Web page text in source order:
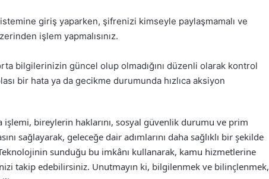
giriş yaparken, şifrenizi kimseyle paylaşmamalı ve
işlem yapmalısınız.
bilgilerinizin güncel olup olmadığını düzenli olarak kontrol
bir hata ya da gecikme durumunda hızlıca aksiyon
bireylerin haklarını, sosyal güvenlik durumu ve prim
sağlayarak, geleceğe dair adımlarını daha sağlıklı bir şekilde
sunduğu bu imkânı kullanarak, kamu hizmetlerine
takip edebilirsiniz. Unutmayın ki, bilgilenmek ve bilinçlenmek,